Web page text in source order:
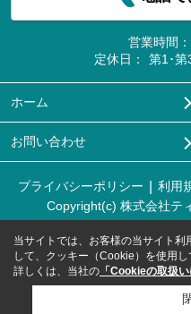
営業時間：
定休日：
第1･
ホーム
お問い合わせ
プライバシーポリシー 利用
Copyright(c) 株式会社テ
当サイトでは、お客様の当サイト利
して、クッキー（Cookie）を使用し
詳しくは、当社の 「Cookieの取扱い